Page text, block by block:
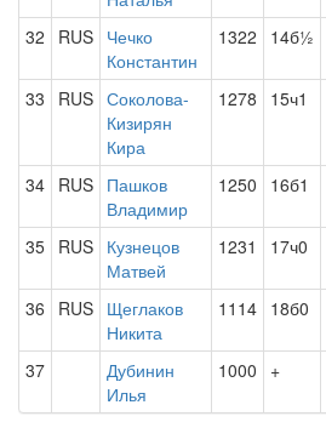
32 RUS Чечко
Константин
1322 14б½
33 RUS Соколова-
Кизирян
Кира
1278 15ч1
34 RUS Пашков
Владимир
1250 16б1
35 RUS Кузнецов
Матвей
1231 17ч0
36 RUS Щеглаков
Никита
1114 18б0
37
Дубинин
Илья
1000 +